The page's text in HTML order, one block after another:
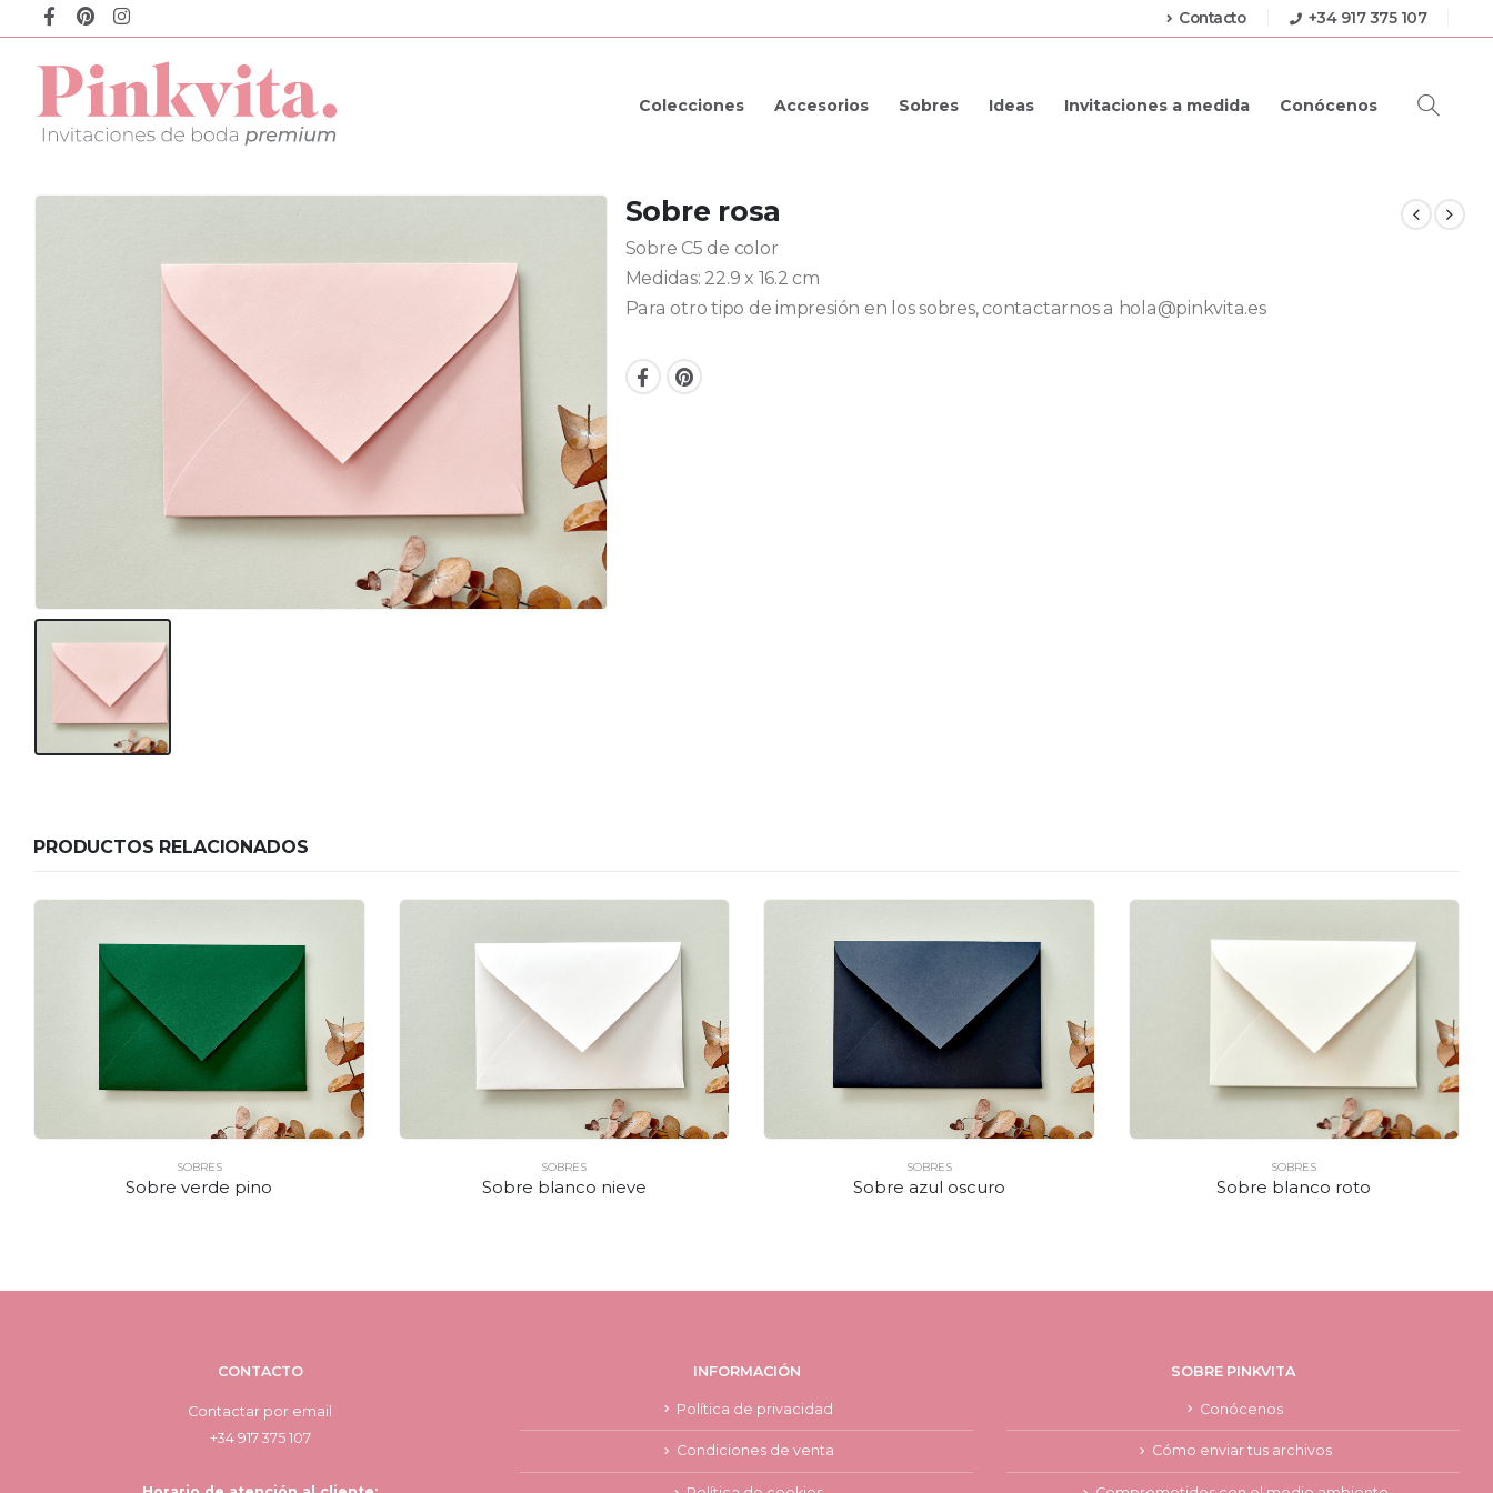
Contacto +34 917 375 107
Colecciones Accesorios Sobres Ideas Invitaciones a medida Conócenos
Sobre rosa
Sobre C5 de color
Medidas: 22.9 x 16.2 cm
Para otro tipo de impresión en los sobres, contactarnos a hola@pinkvita.es
PRODUCTOS RELACIONADOS
SOBRES
Sobre verde pino
SOBRES
Sobre blanco nieve
SOBRES
Sobre azul oscuro
SOBRES
Sobre blanco roto
CONTACTO
Contactar por email
+34 917 375 107
INFORMACIÓN
Política de privacidad
Condiciones de venta
SOBRE PINKVITA
Conócenos
Cómo enviar tus archivos